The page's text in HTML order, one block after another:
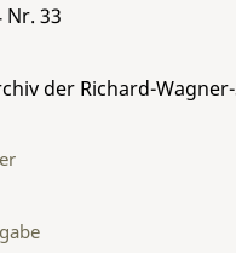
Nr. 33
der Richard-